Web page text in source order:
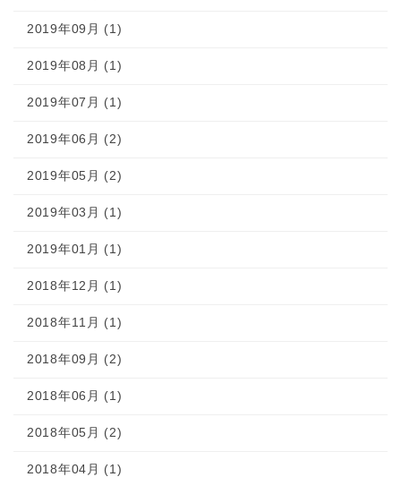
2019年09月 (1)
2019年08月 (1)
2019年07月 (1)
2019年06月 (2)
2019年05月 (2)
2019年03月 (1)
2019年01月 (1)
2018年12月 (1)
2018年11月 (1)
2018年09月 (2)
2018年06月 (1)
2018年05月 (2)
2018年04月 (1)